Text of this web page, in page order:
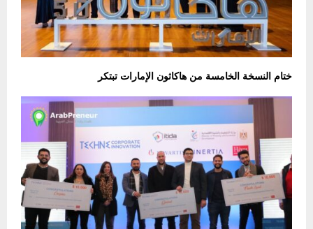
ختام النسخة الخامسة من هاكاثون الإمارات تبتكر